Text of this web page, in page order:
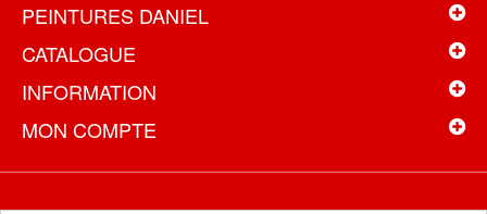
PEINTURES DANIEL
CATALOGUE
INFORMATION
MON COMPTE